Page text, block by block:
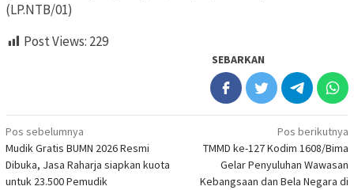
(LP.NTB/01)
Post Views: 229
SEBARKAN
Navigasi
pos
Pos sebelumnya
Mudik Gratis BUMN 2026 Resmi
Dibuka, Jasa Raharja siapkan kuota
untuk 23.500 Pemudik
Pos berikutnya
TMMD ke-127 Kodim 1608/Bima
Gelar Penyuluhan Wawasan
Kebangsaan dan Bela Negara di